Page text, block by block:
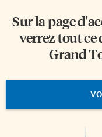
Sur la page
verrez tout
Grand